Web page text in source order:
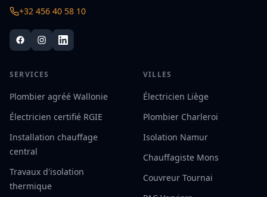
+32 456 40 58 10
SERVICES
Plombier agréé Wallonie
Électricien certifié RGIE
Installation chauffage
central
Travaux d'isolation
thermique
VILLES
Électricien Liège
Plombier Charleroi
Isolation Namur
Chauffagiste Mons
Couvreur Tournai